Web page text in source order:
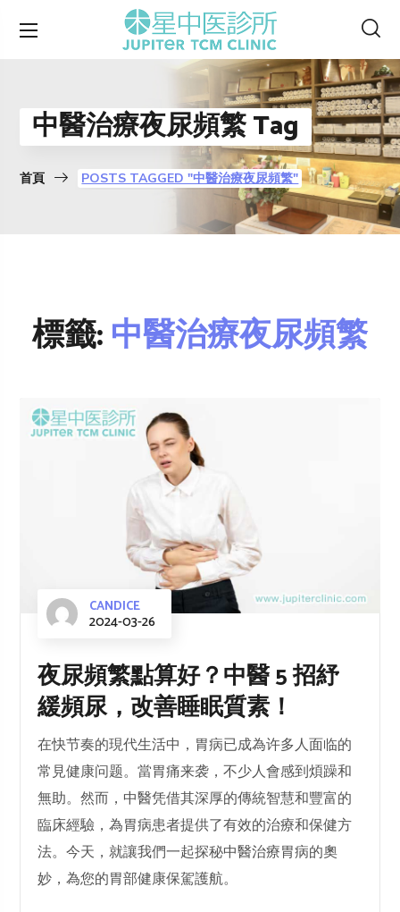
中醫治療夜尿頻繁 Tag
首頁 POSTS TAGGED "中醫治療夜尿頻繁"
標籤:中醫治療夜尿頻繁
CANDICE
2024-03-26
夜尿頻繁點算好？中醫 5 招紓
緩頻尿，改善睡眠質素！
在快节奏的現代生活中，胃病已成為许多人面临的
常見健康问题。當胃痛来袭，不少人會感到煩躁和
無助。然而，中醫凭借其深厚的傳統智慧和豐富的
臨床經驗，為胃病患者提供了有效的治療和保健方
法。今天，就讓我們一起探秘中醫治療胃病的奧
妙，為您的胃部健康保駕護航。